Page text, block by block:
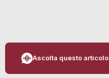
Ascolta questo articolo